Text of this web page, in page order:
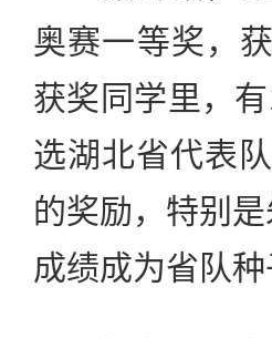
奥赛一等奖，
获奖同学里，
选湖北省代表
的奖励，特别
成绩成为省队种